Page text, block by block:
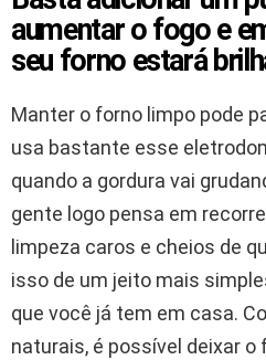
aumentar o fogo e
seu forno estará
Manter o forno limpo pode
usa bastante esse
quando a gordura vai
gente logo pensa em
limpeza caros e cheios de
isso de um jeito mais
que você já tem em casa.
naturais, é possível deixar o